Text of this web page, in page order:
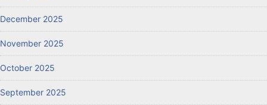
December 2025
November 2025
October 2025
September 2025